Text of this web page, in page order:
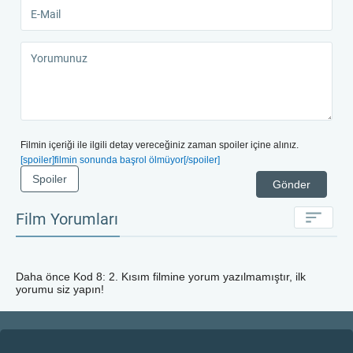
Filmin içeriği ile ilgili detay vereceğiniz zaman spoiler içine alınız.
[spoiler]filmin sonunda başrol ölmüyor[/spoiler]
Gönder
Spoiler
Film Yorumları
Daha önce Kod 8: 2. Kısım filmine yorum yazılmamıştır, ilk
yorumu siz yapın!